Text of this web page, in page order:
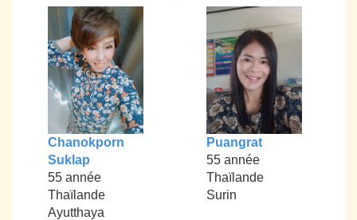
Chanokporn
Suklap
55 année
Thaïlande
Ayutthaya
Puangrat
55 année
Thaïlande
Surin